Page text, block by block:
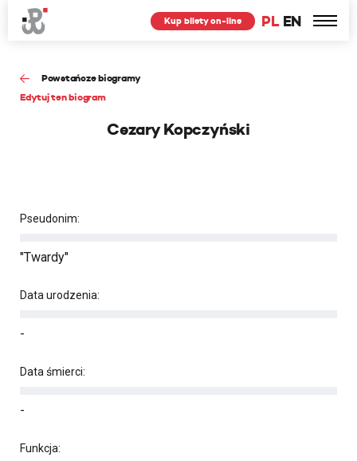
PL EN
Kup bilety on-line
Powstańcze biogramy
Edytuj ten biogram
Cezary Kopczyński
Pseudonim:
"Twardy"
Data urodzenia:
-
Data śmierci:
-
Funkcja: